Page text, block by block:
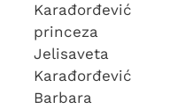
Karađorđević
princeza
Jelisaveta
Karađorđević
Barbara